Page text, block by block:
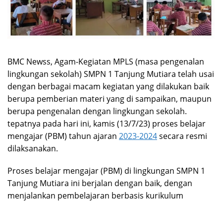
BMC Newss, Agam-Kegiatan MPLS (masa pengenalan
lingkungan sekolah) SMPN 1 Tanjung Mutiara telah usai
dengan berbagai macam kegiatan yang dilakukan baik
berupa pemberian materi yang di sampaikan, maupun
berupa pengenalan dengan lingkungan sekolah.
tepatnya pada hari ini, kamis (13/7/23) proses belajar
mengajar (PBM) tahun ajaran 2023-2024secara resmi
dilaksanakan.
Proses belajar mengajar (PBM) di lingkungan SMPN 1
Tanjung Mutiara ini berjalan dengan baik, dengan
menjalankan pembelajaran berbasis kurikulum